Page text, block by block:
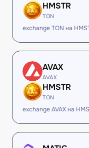
HMSTR
TON
exchange TON на
AVAX
AVAX
HMSTR
TON
exchange AVAX на